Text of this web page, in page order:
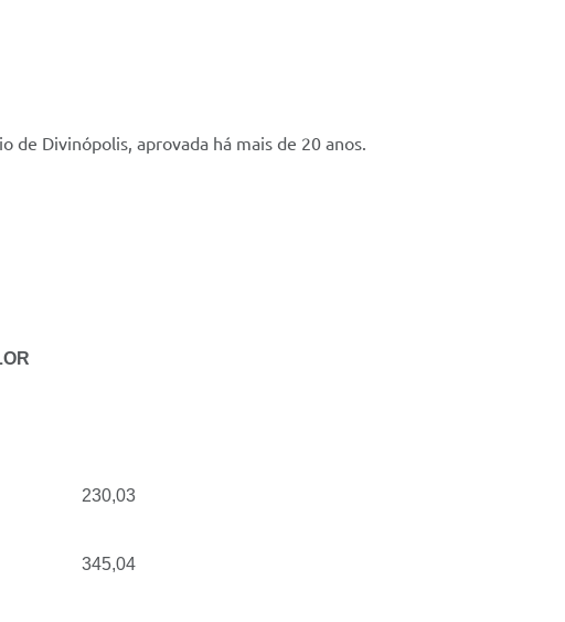
de Divinópolis, aprovada há mais de 20 anos.
230,03
345,04